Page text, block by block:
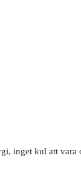
inget kul att